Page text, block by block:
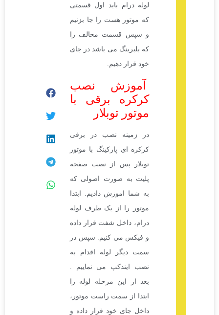
لوله درام باید اول قسمتی
که موتور هست را جا بزنیم
و سپس قسمت مخالف را
که بلبرینگ می باشد در جای
آموزش نصب
کرکره برقی با
موتور توبلار
در زمینه نصب در برقی
کرکره ای پارکینگ با موتور
توبلار پس از نصب صفحه
پلیت به صورت اصولی که
به شما اموزش دادیم. ابتدا
موتور را از یک طرف لوله
درام، داخل شفت قرار داده
و فیکس می کنیم. سپس در
سمت دیگر لوله اقدام به
نصب ایندکپ می نماییم .
بعد از این مرحله لوله را
ابتدا از سمت راست موتور،
داخل جای خود قرار داده و